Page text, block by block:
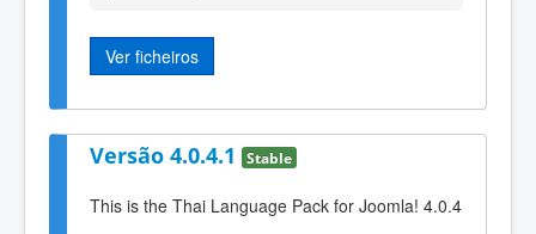
Ver ficheiros
Versão 4.0.4.1 Stable
This is the Thai Language Pack for Joomla! 4.0.4